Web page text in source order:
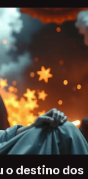
o destino dos